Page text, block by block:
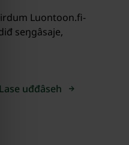
Luontoon.fi-
seŋgâsaje,
Lase uđđâseh